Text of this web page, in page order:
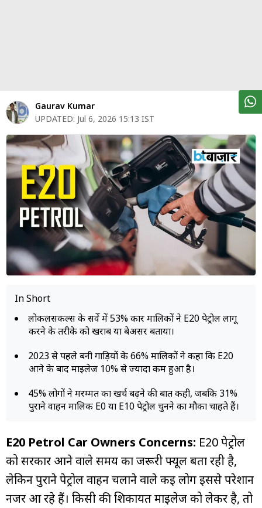
शेयर
बाज़ार
ट्रेंडिंग
बिजनेस
न्यूज
वीडियो
म्यूचुअल
फंड
Gaurav Kumar
UPDATED: Jul 6, 2026 15:13 IST
In Short
लोकलसर्किल्स के सर्वे में 53% कार मालिकों ने E20 पेट्रोल लागू
करने के तरीके को खराब या बेअसर बताया।
2023 से पहले बनी गाड़ियों के 66% मालिकों ने कहा कि E20
आने के बाद माइलेज 10% से ज्यादा कम हुआ है।
45% लोगों ने मरम्मत का खर्च बढ़ने की बात कही, जबकि 31%
पुराने वाहन मालिक E0 या E10 पेट्रोल चुनने का मौका चाहते हैं।
E20 Petrol Car Owners Concerns: E20 पेट्रोल
को सरकार आने वाले समय का जरूरी फ्यूल बता रही है,
लेकिन पुराने पेट्रोल वाहन चलाने वाले कई लोग इससे परेशान
नजर आ रहे हैं। किसी की शिकायत माइलेज को लेकर है, तो